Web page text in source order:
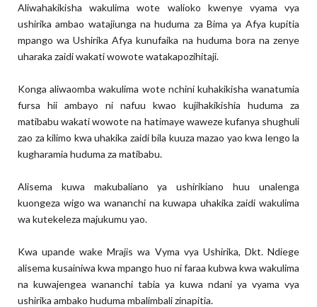
Aliwahakikisha wakulima wote walioko kwenye vyama vya
ushirika ambao watajiunga na huduma za Bima ya Afya kupitia
mpango wa Ushirika Afya kunufaika na huduma bora na zenye
uharaka zaidi wakati wowote watakapozihitaji.
Konga aliwaomba wakulima wote nchini kuhakikisha wanatumia
fursa hii ambayo ni nafuu kwao kujihakikishia huduma za
matibabu wakati wowote na hatimaye waweze kufanya shughuli
zao za kilimo kwa uhakika zaidi bila kuuza mazao yao kwa lengo la
kugharamia huduma za matibabu.
Alisema kuwa makubaliano ya ushirikiano huu unalenga
kuongeza wigo wa wananchi na kuwapa uhakika zaidi wakulima
wa kutekeleza majukumu yao.
Kwa upande wake Mrajis wa Vyma vya Ushirika, Dkt. Ndiege
alisema kusainiwa kwa mpango huo ni faraa kubwa kwa wakulima
na kuwajengea wananchi tabia ya kuwa ndani ya vyama vya
ushirika ambako huduma mbalimbali zinapitia.